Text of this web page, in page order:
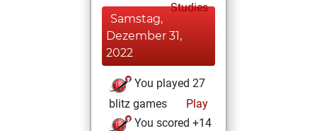
Studies
Samstag,
Dezember 31,
2022
You played 27
blitz games
Play
You scored +14